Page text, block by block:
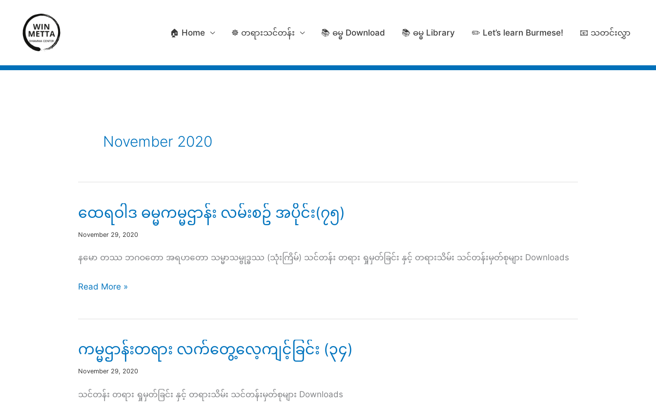
content
🏠 Home ☸️ တရားသင်တန်း 📚 ဓမ္ဓ Download 📚 ဓမ္ဓ Library ✏️ Let’s learn Burmese! 📧 သတင်းလွှာ
November 2020
ထေရဝါဒ ဓမ္မကမ္မဌာန်း လမ်းစဥ် အပိုင်း(၇၅)
November 29, 2020
နမော တဿ ဘဂဝတော အရဟတော သမ္မာသမ္ဗုဒ္ဓဿ (သုံးကြိမ်) သင်တန်း တရား ရှုမှတ်ခြင်း နှင့် တရားသိမ်း သင်တန်းမှတ်စုများ Downloads
ထေ
ဝါဒ
ကမ္မဌာန်း
လမ်း
Read More »
ကမ္မဌာန်းတရား လက်တွေ့လေ့ကျင့်ခြင်း (၃၄)
November 29, 2020
သင်တန်း တရား ရှုမှတ်ခြင်း နှင့် တရားသိမ်း သင်တန်းမှတ်စုများ Downloads